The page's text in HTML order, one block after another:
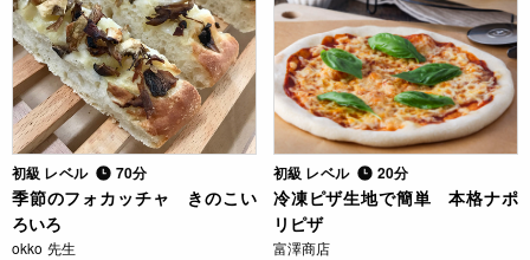
初級 レベル 70分
季節のフォカッチャ きのこい
ろいろ
okko 先生
初級 レベル 20分
冷凍ピザ生地で簡単 本格ナポ
リピザ
富澤商店